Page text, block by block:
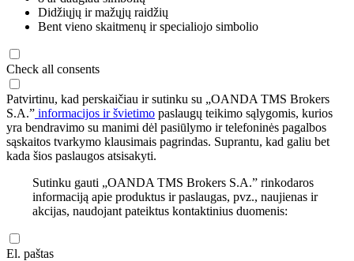
Didžiųjų ir mažųjų raidžių
Bent vieno skaitmenų ir specialiojo simbolio
Check all consents
Patvirtinu, kad perskaičiau ir sutinku su „OANDA TMS Brokers
S.A.” informacijos ir švietimo paslaugų teikimo sąlygomis, kurios
yra bendravimo su manimi dėl pasiūlymo ir telefoninės pagalbos
sąskaitos tvarkymo klausimais pagrindas. Suprantu, kad galiu bet
kada šios paslaugos atsisakyti.
Sutinku gauti „OANDA TMS Brokers S.A.” rinkodaros
informaciją apie produktus ir paslaugas, pvz., naujienas ir
akcijas, naudojant pateiktus kontaktinius duomenis:
El. paštas